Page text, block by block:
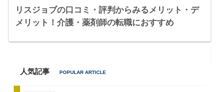
リスジョブの口コミ・評判からみるメリット・デ
メリット！介護・薬剤師の転職におすすめ
人気記事